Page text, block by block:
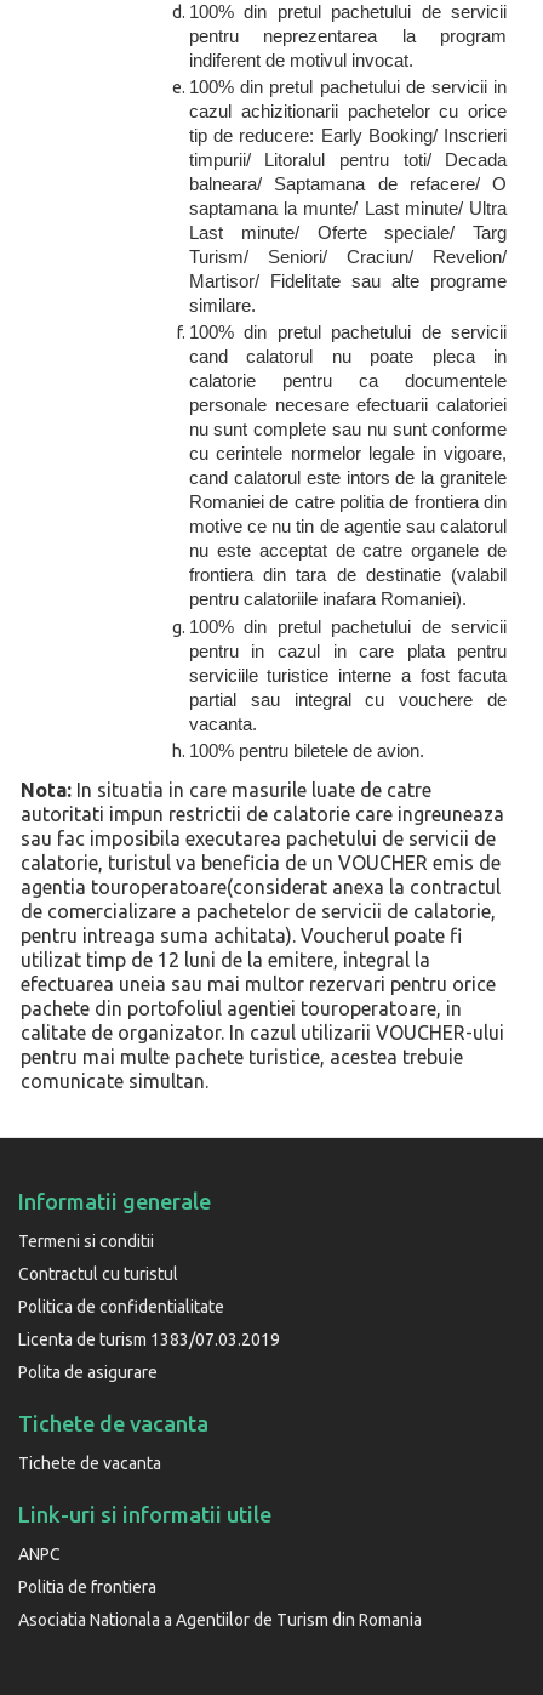
100% din pretul pachetului de servicii
pentru neprezentarea la program
indiferent de motivul invocat.
100% din pretul pachetului de servicii in
cazul achizitionarii pachetelor cu orice
tip de reducere: Early Booking/ Inscrieri
timpurii/ Litoralul pentru toti/ Decada
balneara/ Saptamana de refacere/ O
saptamana la munte/ Last minute/ Ultra
Last minute/ Oferte speciale/ Targ
Turism/ Seniori/ Craciun/ Revelion/
Martisor/ Fidelitate sau alte programe
similare.
100% din pretul pachetului de servicii
cand calatorul nu poate pleca in
calatorie pentru ca documentele
personale necesare efectuarii calatoriei
nu sunt complete sau nu sunt conforme
cu cerintele normelor legale in vigoare,
cand calatorul este intors de la granitele
Romaniei de catre politia de frontiera din
motive ce nu tin de agentie sau calatorul
nu este acceptat de catre organele de
frontiera din tara de destinatie (valabil
pentru calatoriile inafara Romaniei).
100% din pretul pachetului de servicii
pentru in cazul in care plata pentru
serviciile turistice interne a fost facuta
partial sau integral cu vouchere de
vacanta.
100% pentru biletele de avion.
Nota: In situatia in care masurile luate de catre
autoritati impun restrictii de calatorie care ingreuneaza
sau fac imposibila executarea pachetului de servicii de
calatorie, turistul va beneficia de un VOUCHER emis de
agentia touroperatoare(considerat anexa la contractul
de comercializare a pachetelor de servicii de calatorie,
pentru intreaga suma achitata). Voucherul poate fi
utilizat timp de 12 luni de la emitere, integral la
efectuarea uneia sau mai multor rezervari pentru orice
pachete din portofoliul agentiei touroperatoare, in
calitate de organizator. In cazul utilizarii VOUCHER-ului
pentru mai multe pachete turistice, acestea trebuie
comunicate simultan.
Informatii generale
Termeni si conditii
Contractul cu turistul
Politica de confidentialitate
Licenta de turism 1383/07.03.2019
Polita de asigurare
Tichete de vacanta
Tichete de vacanta
Link-uri si informatii utile
ANPC
Politia de frontiera
Asociatia Nationala a Agentiilor de Turism din Romania